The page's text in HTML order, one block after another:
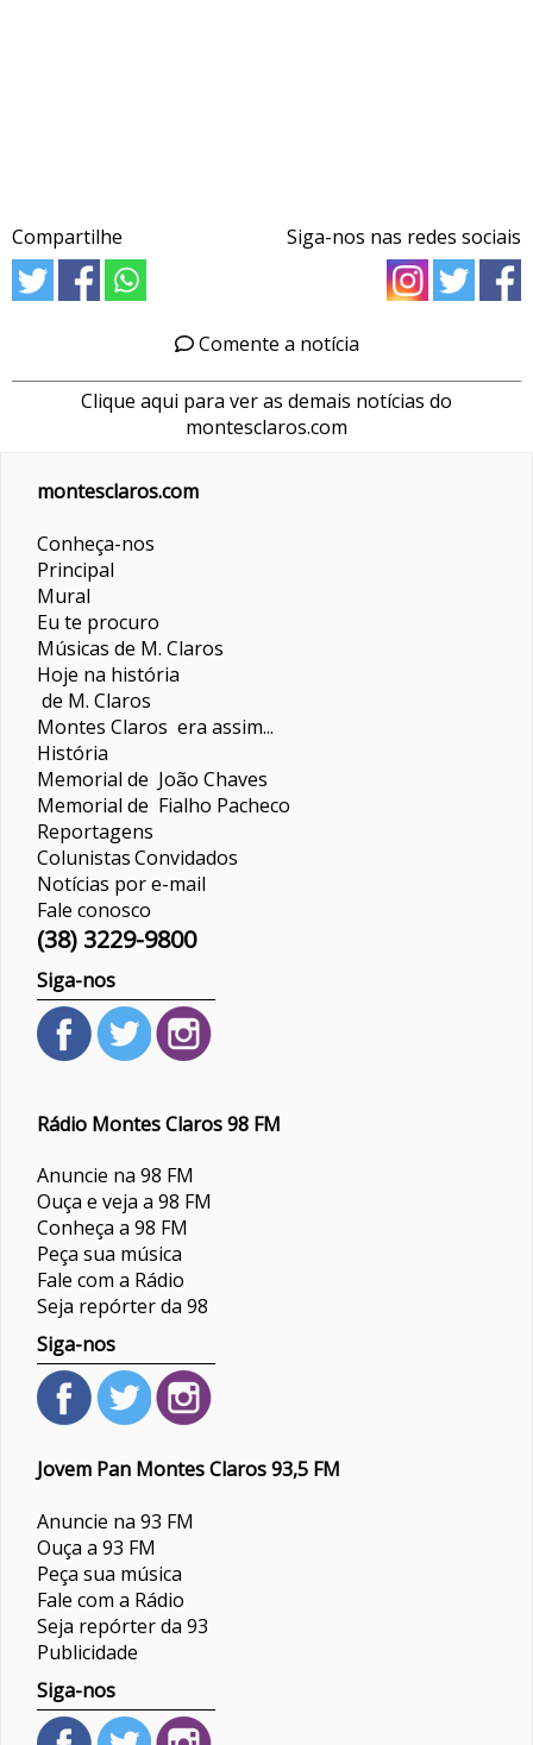
Compartilhe Siga-nos nas redes sociais
Comente a notícia
Clique aqui para ver as demais notícias do
montesclaros.com
montesclaros.com
Conheça-nos
Principal
Mural
Eu te procuro
Músicas de M. Claros
Hoje na história
de M. Claros
Montes Claros era assim...
História
Memorial de João Chaves
Memorial de Fialho Pacheco
Reportagens
ColunistasConvidados
Notícias por e-mail
Fale conosco
(38) 3229-9800
Siga-nos
Rádio Montes Claros 98 FM
Anuncie na 98 FM
Ouça e veja a 98 FM
Conheça a 98 FM
Peça sua música
Fale com a Rádio
Seja repórter da 98
Siga-nos
Jovem Pan Montes Claros 93,5 FM
Anuncie na 93 FM
Ouça a 93 FM
Peça sua música
Fale com a Rádio
Seja repórter da 93
Publicidade
Siga-nos